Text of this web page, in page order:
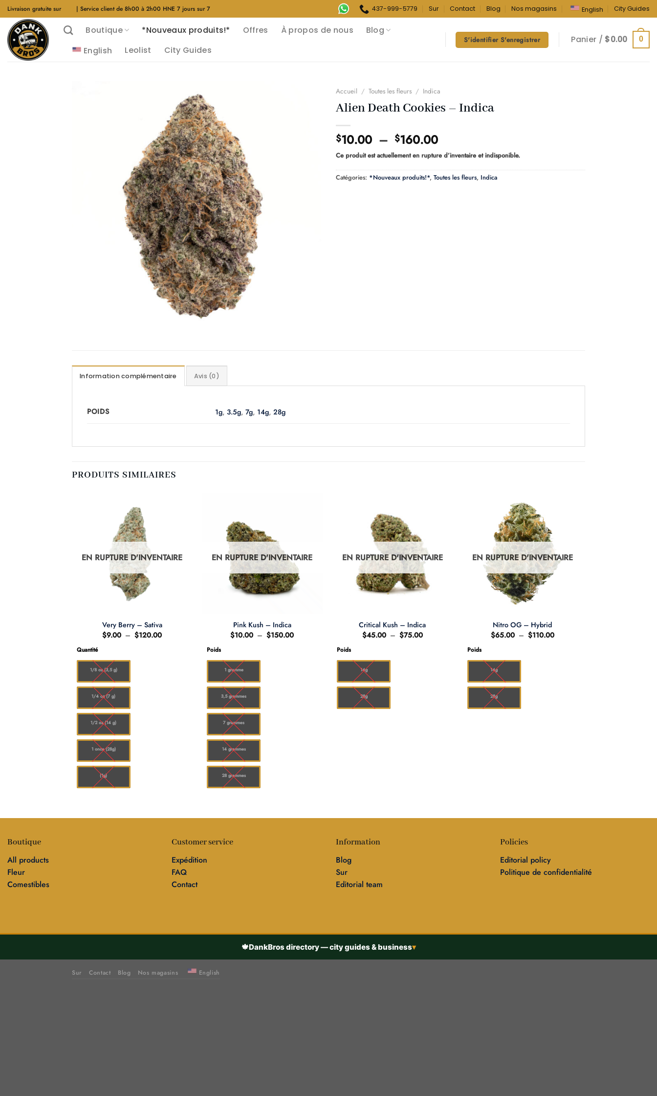
Aller
au
contenu
Livraison gratuite sur | Service client de 8h00 à 2h00 HNE 7 jours sur 7 437-999-5779 Sur Contact Blog Nos magasins English City Guides
Boutique *Nouveaux produits!* Offres À propos de nous
Blog
English
Leolist City Guides
S'identifier S'enregistrer Panier / $0.00 0
Accueil / Toutes les fleurs / Indica
Alien Death Cookies – Indica
$10.00 – $160.00Plage
de
prix :
$10.00
Ce produit est actuellement en rupture d’inventaire et indisponible.
Catégories: *Nouveaux produits!*, Toutes les fleurs, Indica
Information complémentaire Avis (0)
POIDS 1g,3.5g,7g, 14g,28g
PRODUITS SIMILAIRES
EN RUPTURE D'INVENTAIRE
Very Berry – Sativa
$9.00 – $120.00Plage
Quantité
1/8 oz (3,5 g)
1/4 oz (7 g)
1/2 oz (14 g)
1 once (28g)
(1g)
EN RUPTURE D'INVENTAIRE
Pink Kush – Indica
$10.00 – $150.00Plage
Poids
1 gramme
3,5 grammes
7 grammes
14 grammes
28 grammes
EN RUPTURE D'INVENTAIRE
Critical Kush – Indica
$45.00 – $75.00Plage
Poids
14g
28g
EN RUPTURE D'INVENTAIRE
Nitro OG – Hybrid
$65.00 – $110.00Plage
Poids
14g
28g
Boutique
All products
Fleur
Comestibles
Customer service
Expédition
FAQ
Contact
Information
Blog
Sur
Editorial team
Policies
Editorial policy
Politique de confidentialité
🍁DankBros directory — city guides & business▾
Sur Contact Blog Nos magasins English